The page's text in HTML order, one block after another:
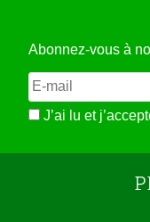
Abonnez-vous à
J’ai lu et